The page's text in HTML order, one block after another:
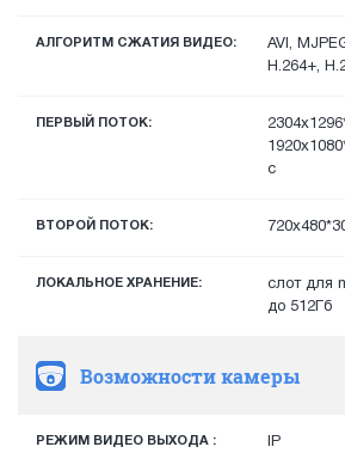
АЛГОРИТМ СЖАТИЯ ВИДЕО:
AVI,
H.264+,
ПЕРВЫЙ ПОТОК:
с
ВТОРОЙ ПОТОК:
ЛОКАЛЬНОЕ ХРАНЕНИЕ:
слот для
до 512Гб
Возможности камеры
РЕЖИМ ВИДЕО ВЫХОДА : IP